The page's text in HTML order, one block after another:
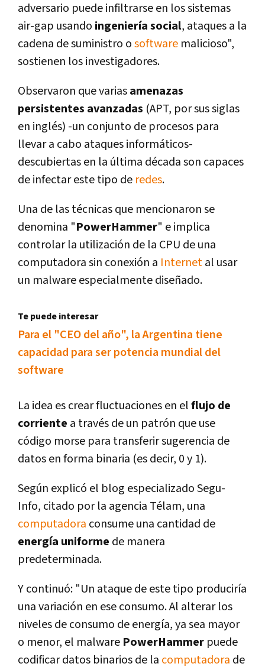
adversario puede infiltrarse en los sistemas
air-gap usando ingenierí­a social, ataques a la
cadena de suministro osoftware malicioso",
sostienen los investigadores.
Observaron que variasamenazas
persistentes avanzadas (APT, por sus siglas
en inglés) -un conjunto de procesos para
llevar a cabo ataques informáticos-
descubiertas en la última década son capaces
de infectar este tipo de redes.
Una de las técnicas que mencionaron se
denomina "PowerHammer" e implica
controlar la utilización de la CPU de una
computadora sin conexión a Internetal usar
un malware especialmente diseñado.
Te puede interesar
Para el "CEO del año", la Argentina tiene
capacidad para ser potencia mundial del
software
La idea es crear fluctuaciones en elflujo de
corriente a través de un patrón que use
código morse para transferir sugerencia de
datos en forma binaria (es decir, 0 y 1).
Según explicó el blog especializado Segu-
Info, citado por la agencia Télam, una
computadora consume una cantidad de
energí­a uniforme de manera
predeterminada.
Y continuó: "Un ataque de este tipo producirí­a
una variación en ese consumo. Al alterar los
niveles de consumo de energí­a, ya sea mayor
o menor, el malware PowerHammer puede
codificar datos binarios de la computadora de